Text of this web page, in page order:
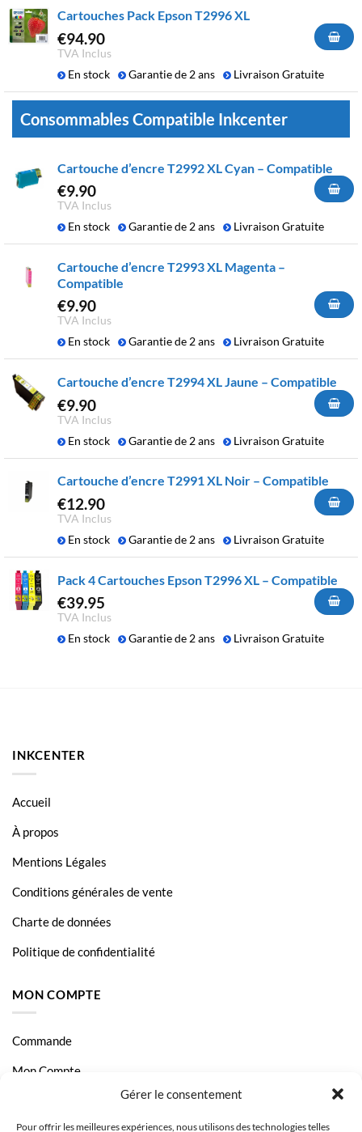
Gérer le consentement
Pour offrir les meilleures expériences, nous utilisons des technologies telles
Cartouches Pack Epson T2996 XL
€94.90
TVA Inclus
En stock
Garantie de 2 ans Livraison Gratuite
Consommables Compatible Inkcenter
Cartouche d’encre T2992 XL Cyan – Compatible
€9.90
TVA Inclus
En stock
Garantie de 2 ans Livraison Gratuite
Cartouche d’encre T2993 XL Magenta –
Compatible
€9.90
TVA Inclus
En stock
Garantie de 2 ans Livraison Gratuite
Cartouche d’encre T2994 XL Jaune – Compatible
€9.90
TVA Inclus
En stock
Garantie de 2 ans Livraison Gratuite
Cartouche d’encre T2991 XL Noir – Compatible
€12.90
TVA Inclus
En stock
Garantie de 2 ans Livraison Gratuite
Pack 4 Cartouches Epson T2996 XL – Compatible
€39.95
TVA Inclus
En stock
Garantie de 2 ans Livraison Gratuite
INKCENTER
Accueil
À propos
Mentions Légales
Conditions générales de vente
Charte de données
Politique de confidentialité
MON COMPTE
Commande
Mon Compte
Livraison et Paiement